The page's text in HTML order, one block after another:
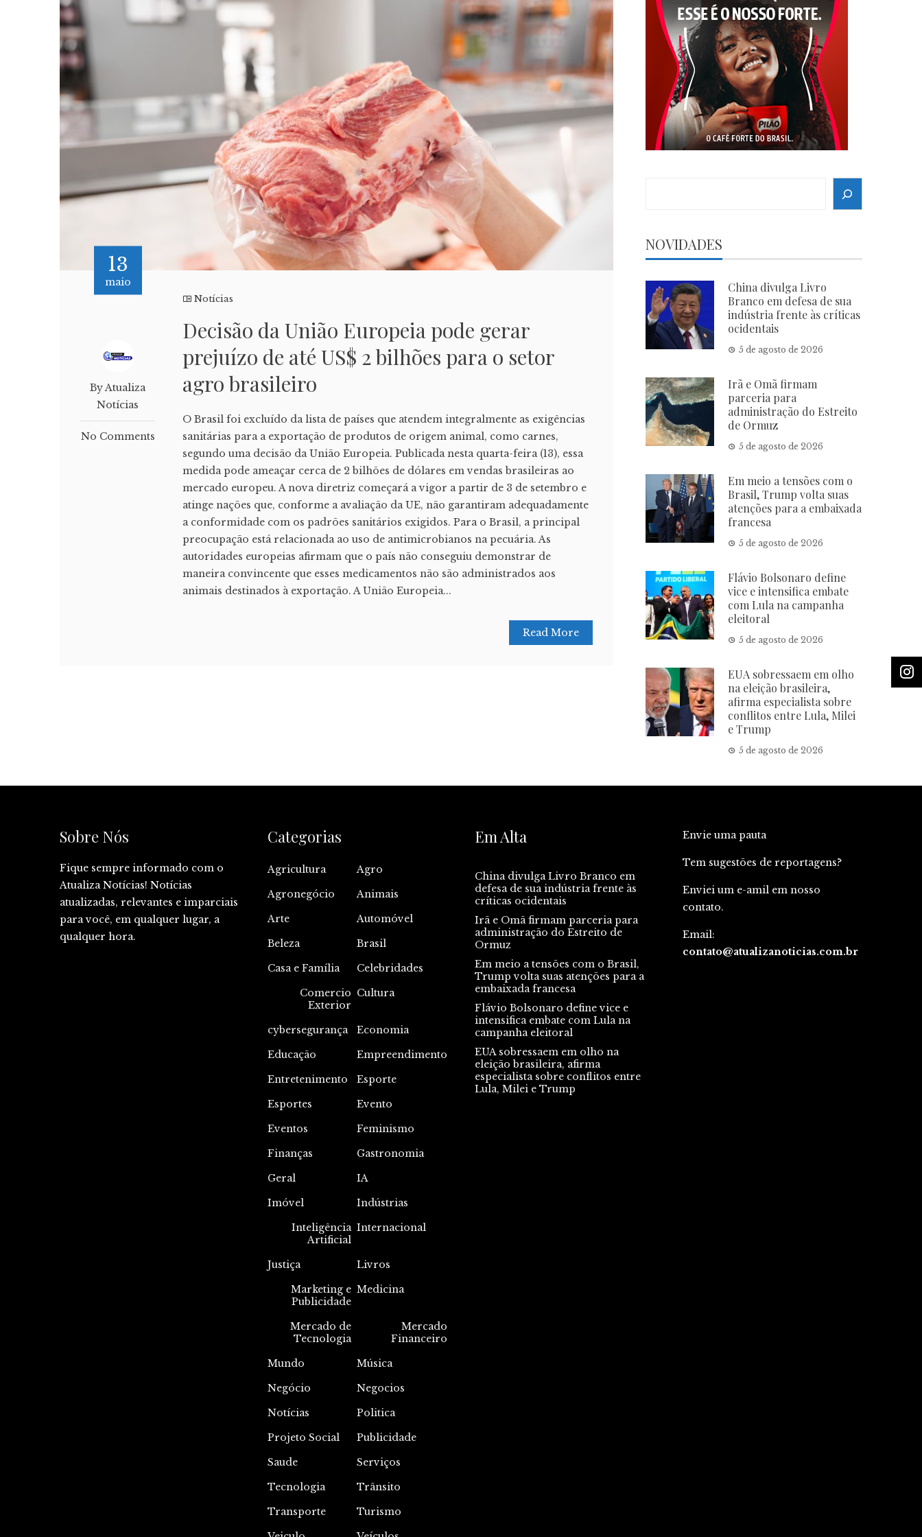
13
maio
By Atualiza
Notícias
No Comments
Notícias
Decisão da União Europeia pode gerar
prejuízo de até US$ 2 bilhões para o setor
agro brasileiro
O Brasil foi excluído da lista de países que atendem integralmente as exigências
sanitárias para a exportação de produtos de origem animal, como carnes,
segundo uma decisão da União Europeia. Publicada nesta quarta-feira (13), essa
medida pode ameaçar cerca de 2 bilhões de dólares em vendas brasileiras ao
mercado europeu. A nova diretriz começará a vigor a partir de 3 de setembro e
atinge nações que, conforme a avaliação da UE, não garantiram adequadamente
a conformidade com os padrões sanitários exigidos. Para o Brasil, a principal
preocupação está relacionada ao uso de antimicrobianos na pecuária. As
autoridades europeias afirmam que o país não conseguiu demonstrar de
maneira convincente que esses medicamentos não são administrados aos
animais destinados à exportação. A União Europeia...
Read More
NOVIDADES
China divulga Livro
Branco em defesa de sua
indústria frente às críticas
ocidentais
5 de agosto de 2026
Irã e Omã firmam
parceria para
administração do Estreito
de Ormuz
5 de agosto de 2026
Em meio a tensões com o
Brasil, Trump volta suas
atenções para a embaixada
francesa
5 de agosto de 2026
Flávio Bolsonaro define
vice e intensifica embate
com Lula na campanha
eleitoral
5 de agosto de 2026
EUA sobressaem em olho
na eleição brasileira,
afirma especialista sobre
conflitos entre Lula, Milei
e Trump
5 de agosto de 2026
Sobre Nós
Fique sempre informado com o
Atualiza Notícias! Notícias
atualizadas, relevantes e imparciais
para você, em qualquer lugar, a
qualquer hora.
Categorias
Agricultura
Agro
Agronegócio
Animais
Arte
Automóvel
Beleza
Brasil
Casa e Família
Celebridades
Comercio
Exterior
Cultura
cybersegurança
Economia
Educação
Empreendimento
Entretenimento
Esporte
Esportes
Evento
Eventos
Feminismo
Finanças
Gastronomia
Geral
IA
Imóvel
Indústrias
Inteligência
Artificial
Internacional
Justiça
Livros
Marketing e
Publicidade
Medicina
Mercado de
Tecnologia
Mercado
Financeiro
Mundo
Música
Negócio
Negocios
Notícias
Politica
Projeto Social
Publicidade
Saude
Serviços
Tecnologia
Trânsito
Transporte
Turismo
Em Alta
China divulga Livro Branco em
defesa de sua indústria frente às
críticas ocidentais
Irã e Omã firmam parceria para
administração do Estreito de
Ormuz
Em meio a tensões com o Brasil,
Trump volta suas atenções para a
embaixada francesa
Flávio Bolsonaro define vice e
intensifica embate com Lula na
campanha eleitoral
EUA sobressaem em olho na
eleição brasileira, afirma
especialista sobre conflitos entre
Lula, Milei e Trump
Envie uma pauta
Tem sugestões de reportagens?
Enviei um e-amil em nosso
contato.
Email:
contato@atualizanoticias.com.br